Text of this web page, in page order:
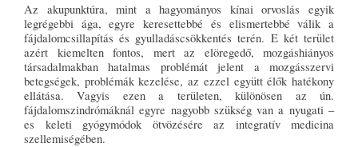
Az akupunktúra, mint a hagyományos kínai orvoslás egyik
legrégebbi ága, egyre keresettebbé és elismertebbé válik a
fájdalomcsillapítás és gyulladáscsökkentés terén. E két terület
azért kiemelten fontos, mert az elöregedő, mozgáshiányos
társadalmakban hatalmas problémát jelent a mozgásszervi
betegségek, problémák kezelése, az ezzel együtt élők hatékony
ellátása. Vagyis ezen a területen, különösen az ún.
fájdalomszindrómáknál egyre nagyobb szükség van a nyugati –
es keleti gyógymódok ötvözésére az integratív medicina
szellemiségében.